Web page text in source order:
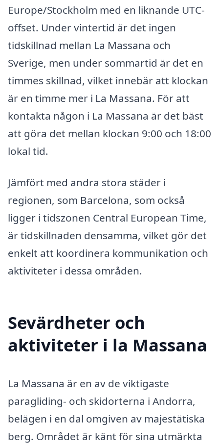
Europe/Stockholm med en liknande UTC-
offset. Under vintertid är det ingen
tidskillnad mellan La Massana och
Sverige, men under sommartid är det en
timmes skillnad, vilket innebär att klockan
är en timme mer i La Massana. För att
kontakta någon i La Massana är det bäst
att göra det mellan klockan 9:00 och 18:00
lokal tid.
Jämfört med andra stora städer i
regionen, som Barcelona, som också
ligger i tidszonen Central European Time,
är tidskillnaden densamma, vilket gör det
enkelt att koordinera kommunikation och
aktiviteter i dessa områden.
Sevärdheter och
aktiviteter i la Massana
La Massana är en av de viktigaste
paragliding- och skidorterna i Andorra,
belägen i en dal omgiven av majestätiska
berg. Området är känt för sina utmärkta